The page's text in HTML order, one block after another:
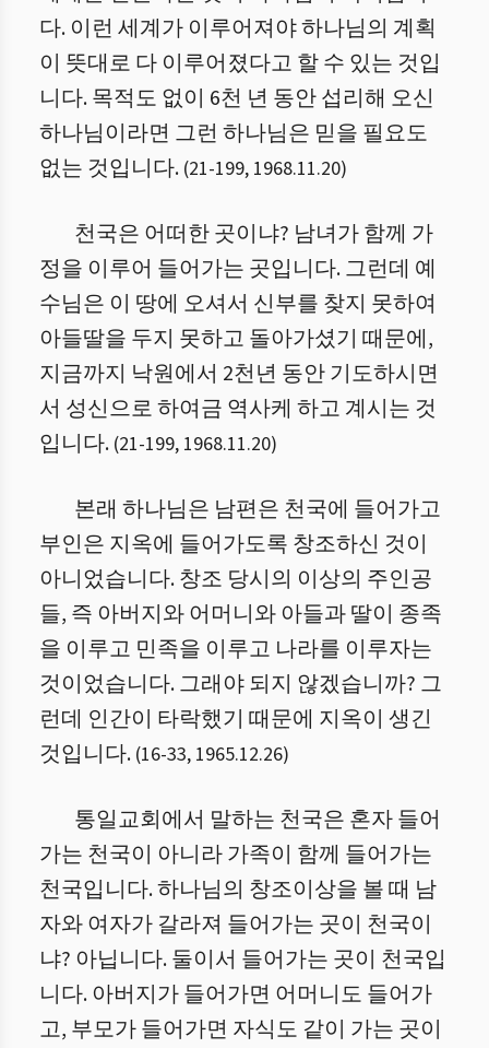
다. 이런 세계가 이루어져야 하나님의 계획
이 뜻대로 다 이루어졌다고 할 수 있는 것입
니다. 목적도 없이 6천 년 동안 섭리해 오신
하나님이라면 그런 하나님은 믿을 필요도
없는 것입니다. (21-199, 1968.11.20)
천국은 어떠한 곳이냐? 남녀가 함께 가
정을 이루어 들어가는 곳입니다. 그런데 예
수님은 이 땅에 오셔서 신부를 찾지 못하여
아들딸을 두지 못하고 돌아가셨기 때문에,
지금까지 낙원에서 2천년 동안 기도하시면
서 성신으로 하여금 역사케 하고 계시는 것
입니다. (21-199, 1968.11.20)
본래 하나님은 남편은 천국에 들어가고
부인은 지옥에 들어가도록 창조하신 것이
아니었습니다. 창조 당시의 이상의 주인공
들, 즉 아버지와 어머니와 아들과 딸이 종족
을 이루고 민족을 이루고 나라를 이루자는
것이었습니다. 그래야 되지 않겠습니까? 그
런데 인간이 타락했기 때문에 지옥이 생긴
것입니다. (16-33, 1965.12.26)
통일교회에서 말하는 천국은 혼자 들어
가는 천국이 아니라 가족이 함께 들어가는
천국입니다. 하나님의 창조이상을 볼 때 남
자와 여자가 갈라져 들어가는 곳이 천국이
냐? 아닙니다. 둘이서 들어가는 곳이 천국입
니다. 아버지가 들어가면 어머니도 들어가
고, 부모가 들어가면 자식도 같이 가는 곳이